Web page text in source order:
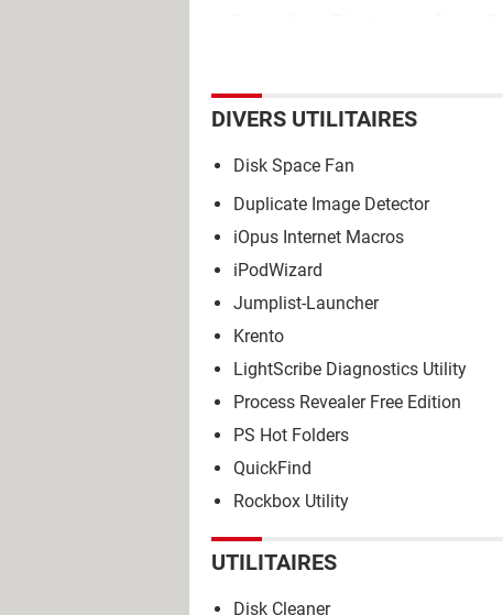
DIVERS UTILITAIRES
Disk Space Fan
Duplicate Image Detector
iOpus Internet Macros
iPodWizard
Jumplist-Launcher
Krento
LightScribe Diagnostics Utility
Process Revealer Free Edition
PS Hot Folders
QuickFind
Rockbox Utility
UTILITAIRES
Disk Cleaner